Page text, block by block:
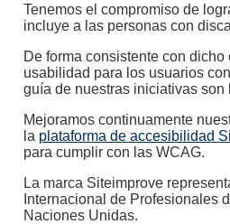
Tenemos el compromiso de
incluye a las personas con
De forma consistente con
usabilidad para los usuarios
guía de nuestras iniciativas
Mejoramos continuamente
la plataforma de accesibilidad
para cumplir con las WCAG.
La marca Siteimprove
Internacional de Profesionales
Naciones Unidas.